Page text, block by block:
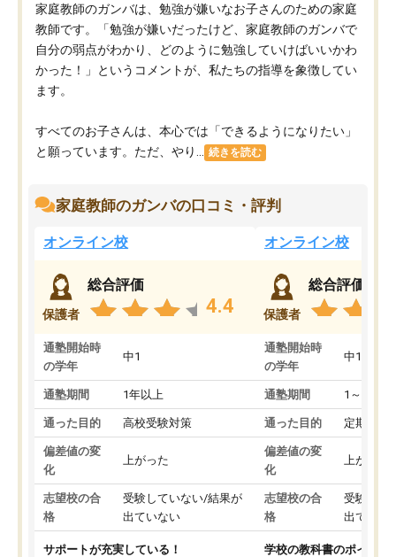
家庭教師のガンバは、勉強が嫌いなお子さんのための家庭
教師です。「勉強が嫌いだったけど、家庭教師のガンバで
自分の弱点がわかり、どのように勉強していけばいいかわ
かった！」というコメントが、私たちの指導を象徴してい
ます。
すべてのお子さんは、本心では「できるようになりたい」
と願っています。ただ、やり...
続きを読む
家庭教師のガンバの口コミ・評判
オンライン校
保護者
総合評価
4.4
通塾開始時
の学年
中1
通塾期間 1年以上
通った目的 高校受験対策
偏差値の変
化
上がった
志望校の合
格
受験していない/結果が
出ていない
サポートが充実している！
オンライン校
保護者
総合評価
通塾開始時
の学年
中1
通塾期間 1～3ヵ月
通った目的 定期テス
偏差値の変
化
上がった
志望校の合
格
受験して
出ていな
学校の教科書のポイント